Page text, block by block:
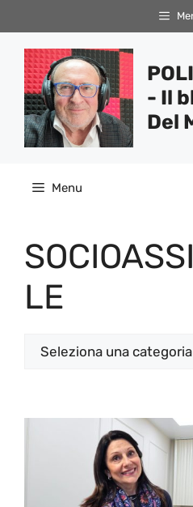
al
contenuto
- Il
Del
Menu
LE
Categorie